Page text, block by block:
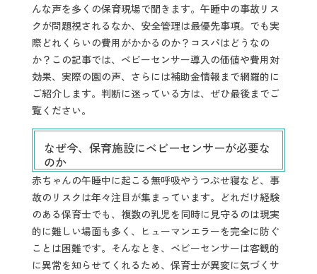
んな声を多くの保育現場で聞きます。午睡中の事故リス
クが問題視されるなか、安全管理は最優先事項。でも実
際どれくらいの費用がかかるのか？コスパはどうなの
か？この記事では、ベビーセンサー導入の価値や費用対
効果、実際の園の声、さらには補助金情報まで網羅的に
ご紹介します。判断に迷っている方は、ぜひ最後までご
覧ください。
なぜ今、保育施設にベビーセンサーが必要な
のか
赤ちゃんの午睡中に起こる無呼吸やうつぶせ寝など、事
故のリスクは年々注目が集まっています。どれだけ経験
のある保育士でも、複数の乳児を同時に見守るのは現実
的に難しい場面も多く、ヒューマンエラーを完全に防ぐ
ことは困難です。そんなとき、ベビーセンサーは客観的
に異常を知らせてくれるため、保育士が異変に気づくサ